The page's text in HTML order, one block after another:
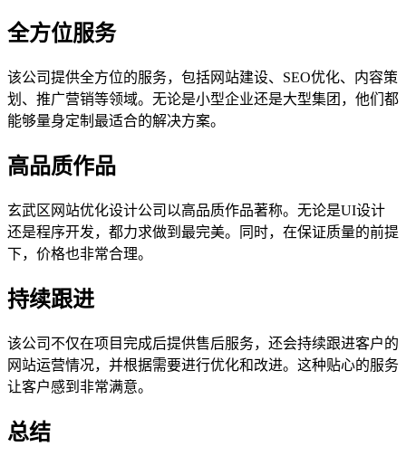
全方位服务
该公司提供全方位的服务，包括网站建设、SEO优化、内容策
划、推广营销等领域。无论是小型企业还是大型集团，他们都
能够量身定制最适合的解决方案。
高品质作品
玄武区网站优化设计公司以高品质作品著称。无论是UI设计
还是程序开发，都力求做到最完美。同时，在保证质量的前提
下，价格也非常合理。
持续跟进
该公司不仅在项目完成后提供售后服务，还会持续跟进客户的
网站运营情况，并根据需要进行优化和改进。这种贴心的服务
让客户感到非常满意。
总结